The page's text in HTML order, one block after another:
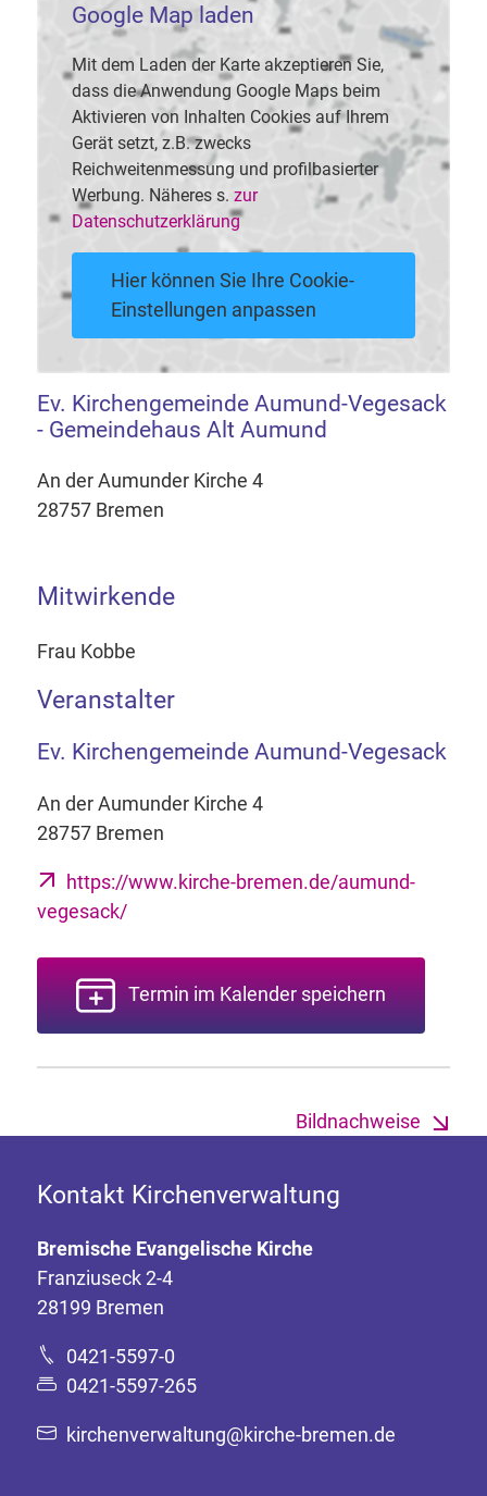
Google Map laden
Mit dem Laden der Karte akzeptieren Sie,
dass die Anwendung Google Maps beim
Aktivieren von Inhalten Cookies auf Ihrem
Gerät setzt, z.B. zwecks
Reichweitenmessung und profilbasierter
Werbung. Näheres s. zur
Datenschutzerklärung
Hier können Sie Ihre Cookie-
Einstellungen anpassen
Ev. Kirchengemeinde Aumund-Vegesack
- Gemeindehaus Alt Aumund
An der Aumunder Kirche 4
28757 Bremen
Mitwirkende
Frau Kobbe
Veranstalter
Ev. Kirchengemeinde Aumund-Vegesack
An der Aumunder Kirche 4
28757 Bremen
https://www.kirche-bremen.de/aumund-
vegesack/
Termin im Kalender speichern
Bildnachweise
Kontakt Kirchenverwaltung
Bremische Evangelische Kirche
Franziuseck 2-4
28199 Bremen
0421-5597-0
0421-5597-265
kirchenverwaltung@kirche-bremen.de